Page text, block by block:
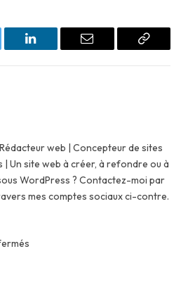
LinkedIn Email
Copy
web | Concepteur de sites
| Un site web à créer, à refondre ou à
WordPress ? Contactez-moi par
mes comptes sociaux ci-contre.